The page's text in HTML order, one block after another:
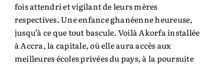
fois attendri et vigilant de leurs mères
respectives. Une enfance ­ghanéenne heureuse,
jusqu’à ce que tout bascule. Voilà Akorfa installée
à Accra, la capitale, où elle aura accès aux
meilleures écoles privées du pays, à la poursuite